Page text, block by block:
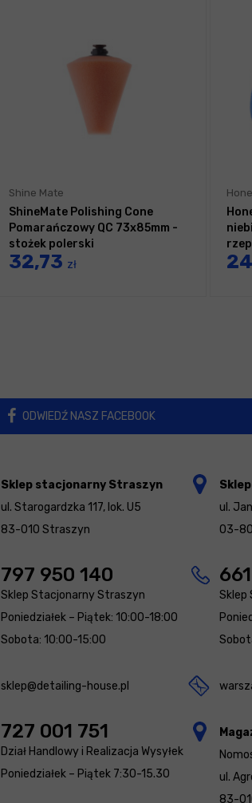
Shine Mate
ShineMate Polishing Cone
Pomarańczowy QC 73x85mm -
stożek polerski
32,73 zł
rzep
ODWIEDŹ NASZ FACEBOOK
Sklep stacjonarny Straszyn
ul. Starogardzka 117, lok. U5
83-010 Straszyn
797 950 140
Sklep Stacjonarny Straszyn
Poniedziałek – Piątek: 10:00-18:00
Sobota: 10:00-15:00
sklep@detailing-house.pl
727 001 751
Dział Handlowy i Realizacja Wysyłek
Poniedziałek – Piątek 7:30-15.30
ul.
03-
Sklep
ul.
83-